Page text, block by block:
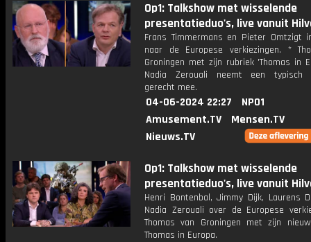
Op1: Talkshow met wisselende
presentatieduo's, live vanuit
Frans Timmermans en Pieter Omtzigt
naar de Europese verkiezingen. *
Groningen met zijn rubriek 'Thomas in
Nadia Zerouali neemt een typisch
gerecht mee.
04-06-2024 22:27
NPO1
Amusement.TV
Mensen.TV
Nieuws.TV
Op1: Talkshow met wisselende
presentatieduo's, live vanuit
Henri Bontenbal, Jimmy Dijk, Laurens
Nadia Zerouali over de Europese
Thomas van Groningen met zijn
Thomas in Europa.